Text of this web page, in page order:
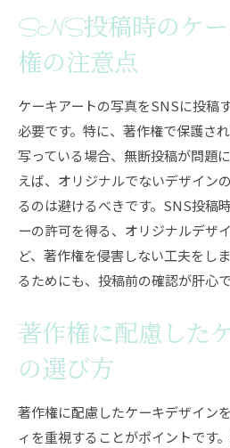
SNS投稿時のケ
権の注意点
ケーキアートの写真をSNSに投稿
必要です。特に、著作権で保護さ
写っている場合、無断投稿が問題
えば、オリジナルでないデザイン
るのは避けるべきです。SNS投稿
ーの許可を得る、オリジナルデザ
ど、著作権を侵害しない工夫をし
るためにも、投稿前の確認が肝心で
著作権に配慮した
の選び方
著作権に配慮したケーキデザイン
ィを重視することがポイントです